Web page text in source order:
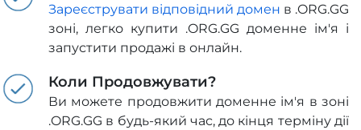
Зареєструвати відповідний домен в .ORG.GG
зоні, легко купити .ORG.GG доменне ім'я і
запустити продажі в онлайн.
Коли Продовжувати?
Ви можете продовжити доменне ім'я в зоні
.ORG.GG в будь-який час, до кінця терміну дії